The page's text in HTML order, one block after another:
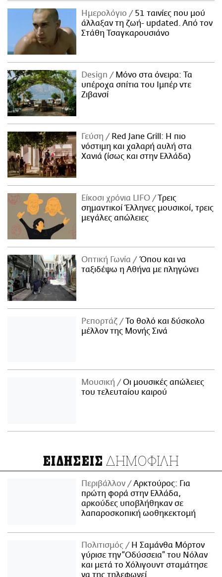
ΑΜΠΑ
Ημερολόγιο
51 ταινίες που μού
άλλαξαν τη ζωή- updated. Aπό τον
Στάθη Τσαγκαρουσιάνο
Design
Μόνο στα όνειρα: Τα
υπέροχα σπίτια του Ιμπέρ ντε
Ζιβανσί
Γεύση
Red Jane Grill: Η πιο
νόστιμη και χαλαρή αυλή στα
Χανιά (ίσως και στην Ελλάδα)
Είκοσι χρόνια LIFO
Tρεις
σημαντικοί Έλληνες μουσικοί, τρεις
μεγάλες απώλειες
Οπτική Γωνία
Όπου και να
ταξιδέψω η Αθήνα με πληγώνει
Ρεπορτάζ
Το θολό και δύσκολο
μέλλον της Μονής Σινά
Μουσική
Οι μουσικές απώλειες
του τελευταίου καιρού
ΕΙΔΗΣΕΙΣ ΔΗΜΟΦΙΛΗ
Περιβάλλον
Αρκτούρος: Για
πρώτη φορά στην Ελλάδα,
αρκούδες υποβλήθηκαν σε
λαπαροσκοπική ωοθηκεκτομή
Πολιτισμός
Η Σαμάνθα Μόρτον
γύρισε την “Οδύσσεια” του Νόλαν
και μετά το Χόλιγουντ σταμάτησε
να της τηλεφωνεί